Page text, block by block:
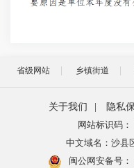
省级网站 乡镇街道
关于我们 隐私
网站标识码
中文域名：沙县
闽公网安备号：